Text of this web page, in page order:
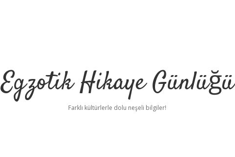
Egzotik Hikaye Günlüğü
Farklı kültürlerle dolu neşeli bilgiler!